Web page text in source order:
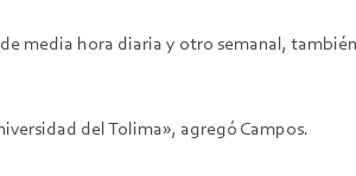
media hora diaria y otro semanal,
del Tolima», agregó Campos.